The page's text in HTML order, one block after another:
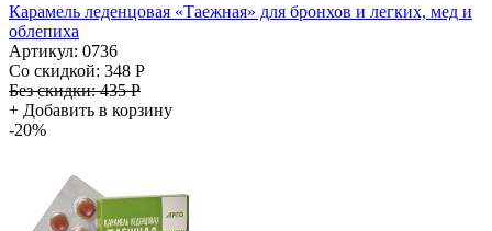
Карамель леденцовая «Таежная» для бронхов и легких, мед и
облепиха
Артикул: 0736
Со скидкой: 348 Р
Без скидки:435 Р
+ Добавить в корзину
-20%